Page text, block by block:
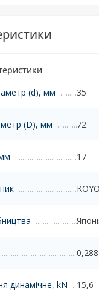
(d), мм
35
(D), мм 72
17
KOYO
0,288
динамічне, kN 15,6